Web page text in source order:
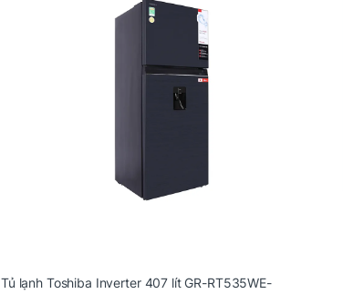
Tủ lạnh Toshiba Inverter 407 lít GR-RT535WE-